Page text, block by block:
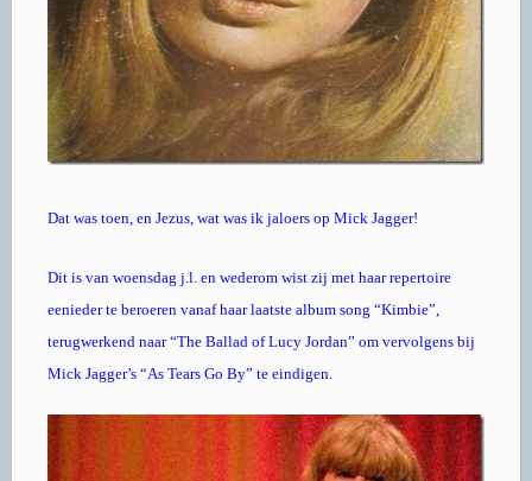
Dat was toen, en Jezus, wat was ik jaloers op Mick Jagger!
Dit is van woensdag j.l. en wederom wist zij met haar repertoire
eenieder te beroeren vanaf haar laatste album song “Kimbie”,
terugwerkend naar “The Ballad of Lucy Jordan” om vervolgens bij
Mick Jagger’s “As Tears Go By” te eindigen.